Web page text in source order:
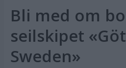
Bli med om
seilskipet
Sweden»